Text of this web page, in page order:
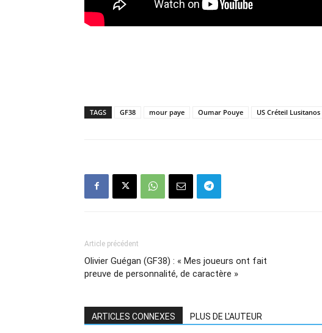
TAGS GF38 mour paye Oumar Pouye US Créteil Lusitanos
Article précédent
Olivier Guégan (GF38) : « Mes joueurs ont fait
preuve de personnalité, de caractère »
ARTICLES CONNEXES PLUS DE L'AUTEUR